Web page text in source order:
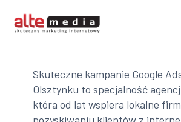
Media
Skuteczne kampanie Google
Olsztynku to specjalność
która od lat wspiera lokalne